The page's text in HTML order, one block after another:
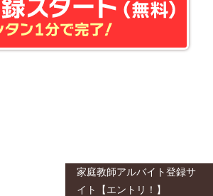
家庭教師アルバイト登録サ
イト【エントリ！】